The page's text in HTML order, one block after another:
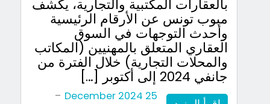
بالعقارات المكتبية والتجارية، يكشف
مبوب تونس عن الأرقام الرئيسية
وأحدث التوجهات في السوق
العقاري المتعلق بالمهنيين (المكاتب
والمحلات التجارية) خلال الفترة من
جانفي 2024 إلى أكتوبر […]
25 December 2024
-